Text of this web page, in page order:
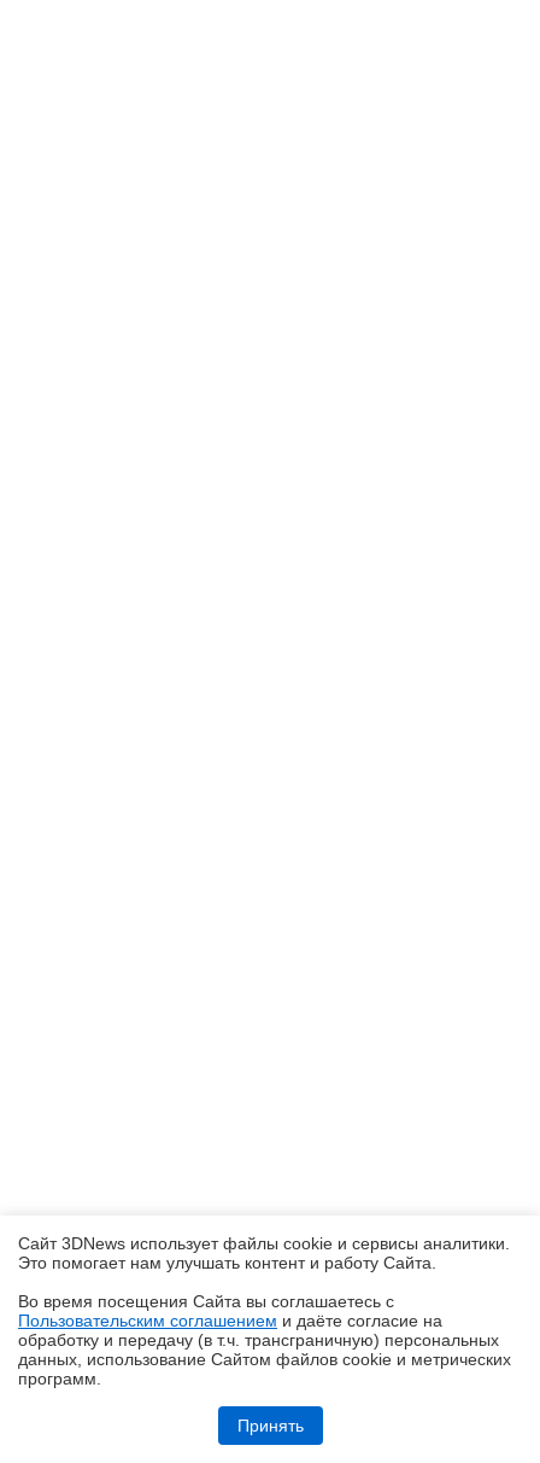
Обзор HONOR MagicPad 4: самый изящный планшет
Сайт 3DNews использует файлы cookie и сервисы аналитики.
Это помогает нам улучшать контент и работу Cайта.
Во время посещения Cайта вы соглашаетесь с
Пользовательским соглашением и даёте согласие на
обработку и передачу (в т.ч. трансграничную) персональных
данных, использование Cайтом файлов cookie и метрических
программ.
Принять